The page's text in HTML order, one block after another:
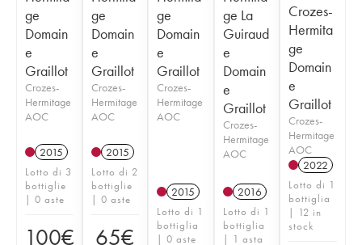
ge
Domain
e
Graillot
Crozes-
Hermitage
AOC
2015
Lotto di 3
bottiglie
| 0 aste
100€
ge
Domain
e
Graillot
Crozes-
Hermitage
AOC
2015
Lotto di 2
bottiglie
| 0 aste
65€
ge
Domain
e
Graillot
Crozes-
Hermitage
AOC
2015
Lotto di 1
bottiglia
| 0 aste
ge La
Guiraud
e
Domain
e
Graillot
Crozes-
Hermitage
AOC
2016
Lotto di 1
bottiglia
| 1 asta
Crozes-
Hermita
ge
Domain
e
Graillot
Crozes-
Hermitage
AOC
2022
Lotto di 1
bottiglia
| 12 in
stock